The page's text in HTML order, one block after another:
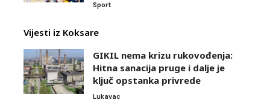
Sport
Vijesti iz Koksare
GIKIL nema krizu rukovođenja:
Hitna sanacija pruge i dalje je
ključ opstanka privrede
Lukavac